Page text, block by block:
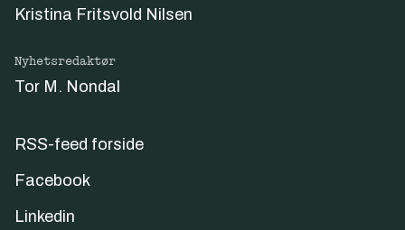
Kristina Fritsvold Nilsen
Nyhetsredaktør
Tor M. Nondal
RSS-feed forside
Facebook
Linkedin